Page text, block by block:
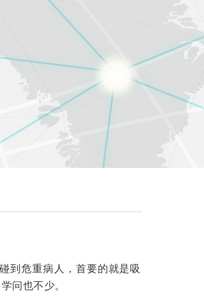
到危重病人，首要的就是吸
问也不少。